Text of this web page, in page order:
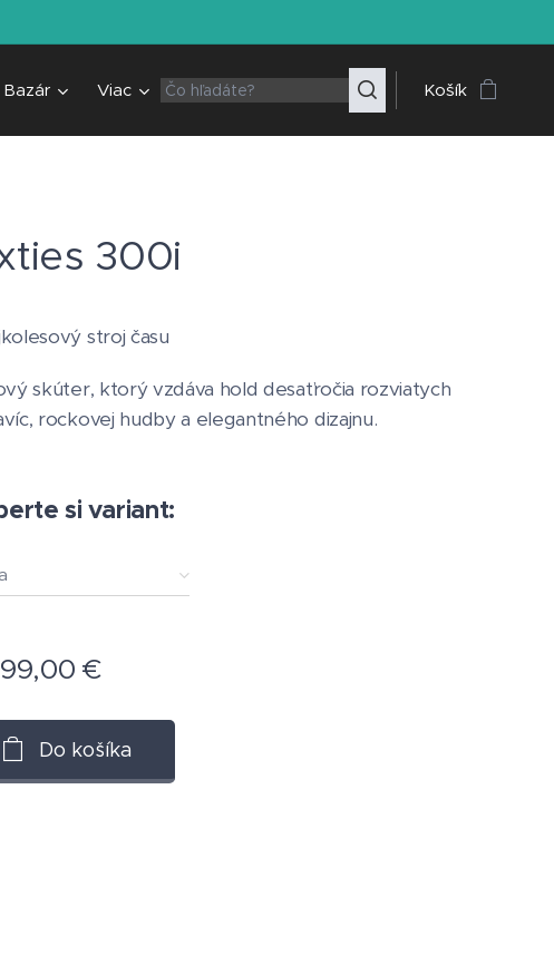
Bazár Viac Košík
300i
stroj času
skúter, ktorý vzdáva hold desaťročia rozviatych
rockovej hudby a elegantného dizajnu.
si variant:
€
Do košíka